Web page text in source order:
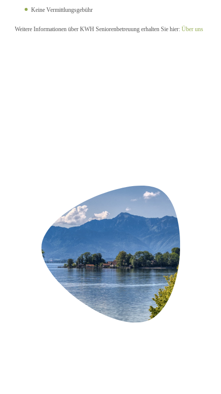
Keine Vermittlungsgebühr
Weitere Informationen über KWH Seniorenbetreuung erhalten Sie hier: Über uns